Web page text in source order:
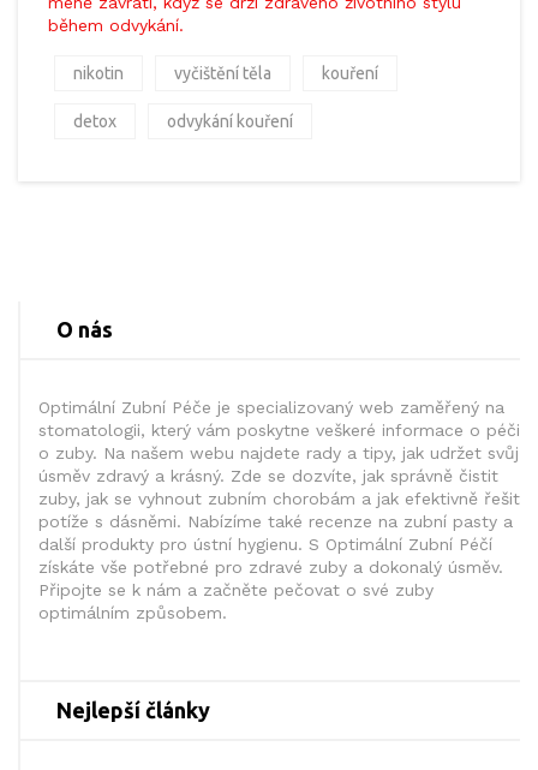
během odvykání.
nikotin vyčištění těla kouření
detox odvykání kouření
O nás
Optimální Zubní Péče je specializovaný web zaměřený na
stomatologii, který vám poskytne veškeré informace o péči
o zuby. Na našem webu najdete rady a tipy, jak udržet svůj
úsměv zdravý a krásný. Zde se dozvíte, jak správně čistit
zuby, jak se vyhnout zubním chorobám a jak efektivně řešit
potíže s dásněmi. Nabízíme také recenze na zubní pasty a
další produkty pro ústní hygienu. S Optimální Zubní Péčí
získáte vše potřebné pro zdravé zuby a dokonalý úsměv.
Připojte se k nám a začněte pečovat o své zuby
optimálním způsobem.
Nejlepší články